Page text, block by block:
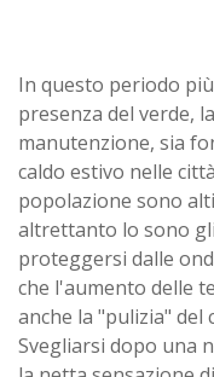
In questo periodo
presenza del verde,
manutenzione, sia
caldo estivo nelle
popolazione sono
altrettanto lo sono
proteggersi dalle
che l'aumento delle
anche la "pulizia" del
Svegliarsi dopo una